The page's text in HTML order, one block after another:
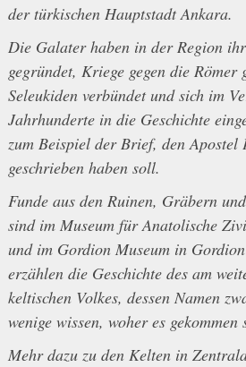
der türkischen Hauptstadt Ankara.
Die Galater haben in der Region
gegründet, Kriege gegen die
Seleukiden verbündet und sich im
Jahrhunderte in die Geschichte
zum Beispiel der Brief, den Apostel
geschrieben haben soll.
Funde aus den Ruinen, Gräbern
sind im Museum für Anatolische
und im Gordion Museum in
erzählen die Geschichte des am
keltischen Volkes, dessen Namen
wenige wissen, woher es gekommen
Mehr dazu zu den Kelten in